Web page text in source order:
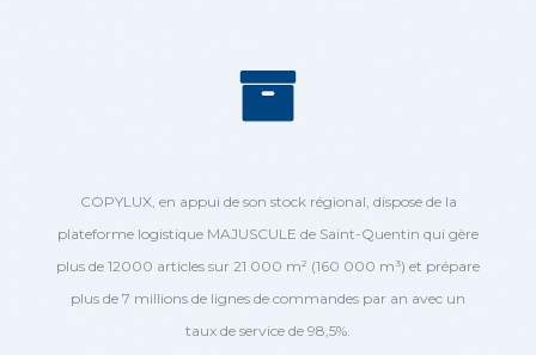
COPYLUX, en appui de son stock régional, dispose de la
plateforme logistique MAJUSCULE de Saint-Quentin qui gère
plus de 12000 articles sur 21 000 m² (160 000 m³) et prépare
plus de 7 millions de lignes de commandes par an avec un
taux de service de 98,5%.